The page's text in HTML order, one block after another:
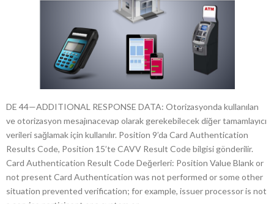
DE 44—ADDITIONAL RESPONSE DATA: Otorizasyonda kullanılan
ve otorizasyon mesajınacevap olarak gerekebilecek diğer tamamlayıcı
verileri sağlamak için kullanılır. Position 9’da Card Authentication
Results Code, Position 15’te CAVV Result Code bilgisi gönderilir.
Card Authentication Result Code Değerleri: Position Value Blank or
not present Card Authentication was not performed or some other
situation prevented verification; for example, issuer processor is not